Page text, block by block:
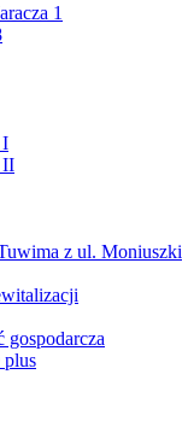
1
I
II
z ul. Moniuszki
gospodarcza
plus